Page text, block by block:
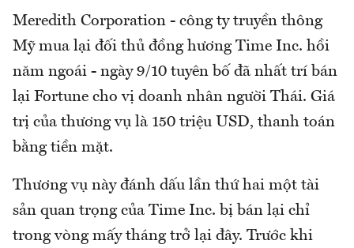
Meredith Corporation - công ty truyền thông
Mỹ mua lại đối thủ đồng hương Time Inc. hồi
năm ngoái - ngày 9/10 tuyên bố đã nhất trí bán
lại Fortune cho vị doanh nhân người Thái. Giá
trị của thương vụ là 150 triệu USD, thanh toán
bằng tiền mặt.
Thương vụ này đánh dấu lần thứ hai một tài
sản quan trọng của Time Inc. bị bán lại chỉ
trong vòng mấy tháng trở lại đây. Trước khi